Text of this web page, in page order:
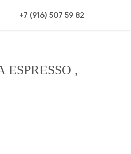
+7 (916) 507 59 82
,